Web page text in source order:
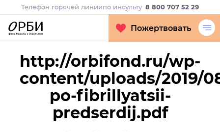
Телефон горячей линиипо инсульту 8 800 707 52 29
Пожертвовать
http://orbifond.ru/wp-
content/uploads/2019/
po-fibrillyatsii-
predserdij.pdf